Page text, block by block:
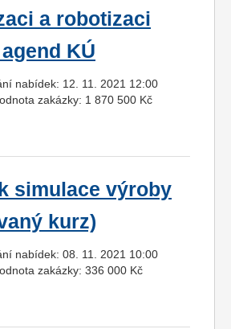
a robotizaci
KÚ
nabídek: 12. 11. 2021 12:00
zakázky: 1 870 500 Kč
simulace výroby
kurz)
nabídek: 08. 11. 2021 10:00
zakázky: 336 000 Kč